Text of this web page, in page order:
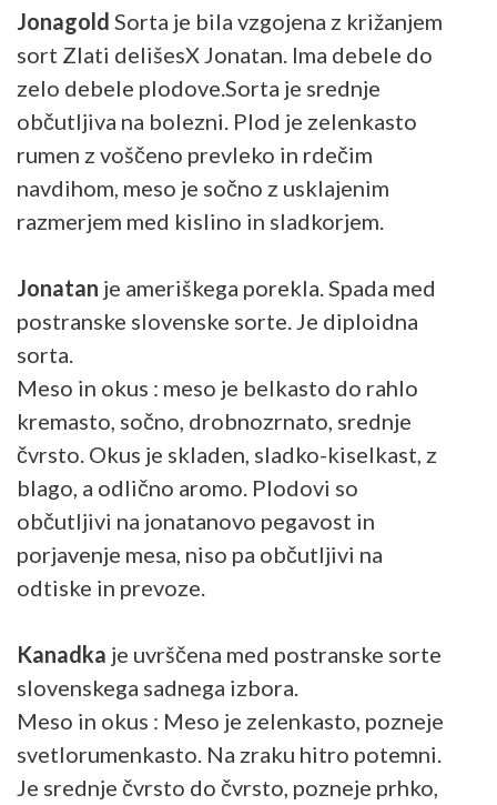
Jonagold Sorta je bila vzgojena z križanjem
sort Zlati delišesX Jonatan. Ima debele do
zelo debele plodove.Sorta je srednje
občutljiva na bolezni. Plod je zelenkasto
rumen z voščeno prevleko in rdečim
navdihom, meso je sočno z usklajenim
razmerjem med kislino in sladkorjem.
Jonatan je ameriškega porekla. Spada med
postranske slovenske sorte. Je diploidna
sorta.
Meso in okus : meso je belkasto do rahlo
kremasto, sočno, drobnozrnato, srednje
čvrsto. Okus je skladen, sladko-kiselkast, z
blago, a odlično aromo. Plodovi so
občutljivi na jonatanovo pegavost in
porjavenje mesa, niso pa občutljivi na
odtiske in prevoze.
Kanadka je uvrščena med postranske sorte
slovenskega sadnega izbora.
Meso in okus : Meso je zelenkasto, pozneje
svetlorumenkasto. Na zraku hitro potemni.
Je srednje čvrsto do čvrsto, pozneje prhko,